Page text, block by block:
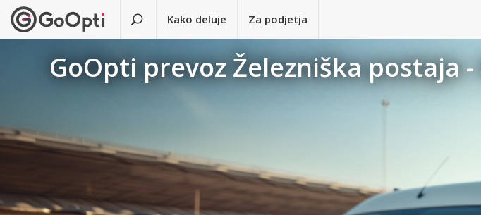
Kako deluje Za podjetja
GoOpti prevoz Železniška postaja